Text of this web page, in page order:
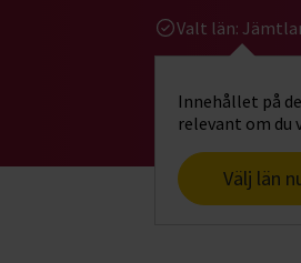
Valt län:
Innehållet på
relevant om du
Välj län
Gå till